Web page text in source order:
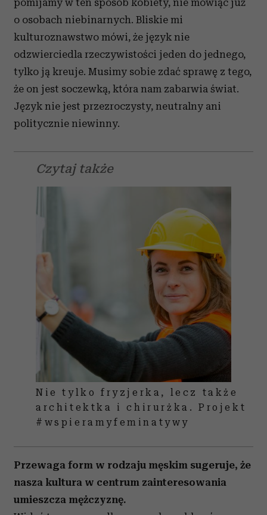
pomijamy w ten sposób kobiety, nie mówiąc już
o osobach niebinarnych. Bliskie mi
kulturoznawstwo mówi, że język nie
odzwierciedla rzeczywistości jeden do jednego,
tylko ją kreuje. Musimy sobie zdać sprawę z tego,
że on jest soczewką, która nam zabarwia świat.
Język nie jest przezroczysty, neutralny ani
politycznie niewinny.
Czytaj także
Nie tylko fryzjerka, lecz także
architektka i chirurżka. Projekt
#wspieramyfeminatywy
Przewaga form w rodzaju męskim sugeruje, że
nasza kultura w centrum zainteresowania
umieszcza mężczyznę.